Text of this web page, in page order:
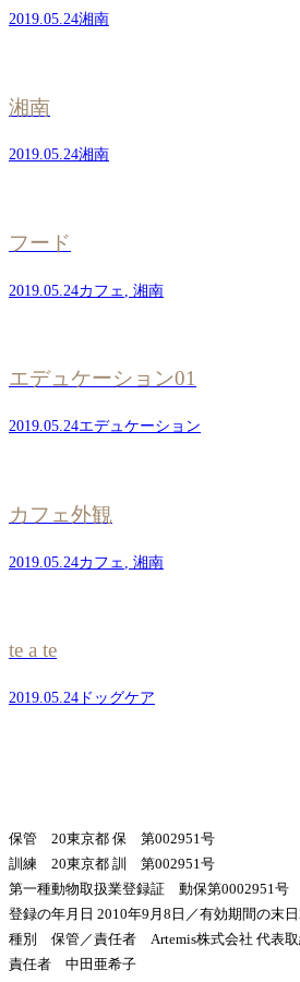
2019.05.24湘南
湘南
2019.05.24湘南
フード
2019.05.24カフェ 湘南
エデュケーション01
2019.05.24エデュケーション
カフェ外観
2019.05.24カフェ 湘南
te a te
2019.05.24 ドッグケア
保管 20東京都 保 第002951号
訓練 20東京都 訓 第002951号
第一種動物取扱業登録証 動保第0002951号
登録の年月日 2010年9月8日／有効期間の末
種別 保管／責任者 Artemis株式会社 代表取
責任者 中田亜希子